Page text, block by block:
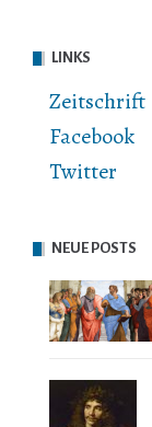
LINKS
Zeitschrift
Facebook
Twitter
NEUE POSTS